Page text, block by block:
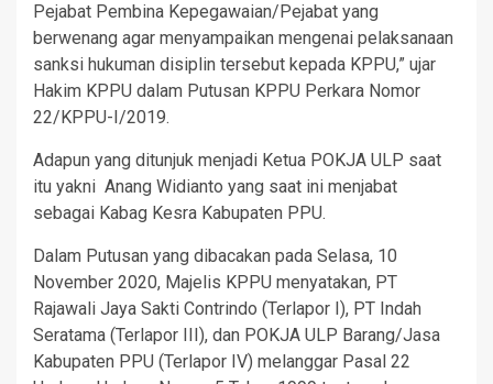
Pejabat Pembina Kepegawaian/Pejabat yang
berwenang agar menyampaikan mengenai pelaksanaan
sanksi hukuman disiplin tersebut kepada KPPU,” ujar
Hakim KPPU dalam Putusan KPPU Perkara Nomor
22/KPPU-I/2019.
Adapun yang ditunjuk menjadi Ketua POKJA ULP saat
itu yakni Anang Widianto yang saat ini menjabat
sebagai Kabag Kesra Kabupaten PPU.
Dalam Putusan yang dibacakan pada Selasa, 10
November 2020, Majelis KPPU menyatakan, PT
Rajawali Jaya Sakti Contrindo (Terlapor I), PT Indah
Seratama (Terlapor III), dan POKJA ULP Barang/Jasa
Kabupaten PPU (Terlapor IV) melanggar Pasal 22